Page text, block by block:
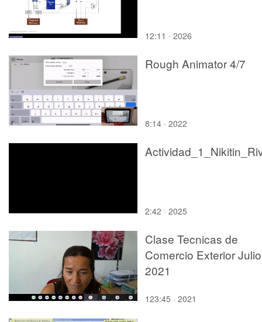
12:11 · 2026
Rough Animator 4/7
8:14 · 2022
2:42 · 2025
Clase Tecnicas de
Comercio Exterior Julio
2021
123:45 · 2021